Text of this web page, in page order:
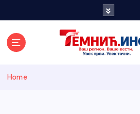
Home